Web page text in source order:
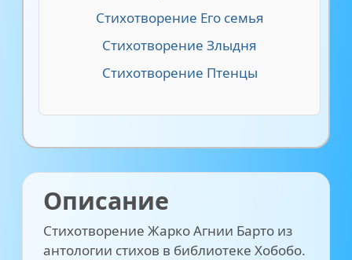
Стихотворение Его семья
Стихотворение Злыдня
Стихотворение Птенцы
Описание
Стихотворение Жарко Агнии Барто из
антологии стихов в библиотеке Хобобо.